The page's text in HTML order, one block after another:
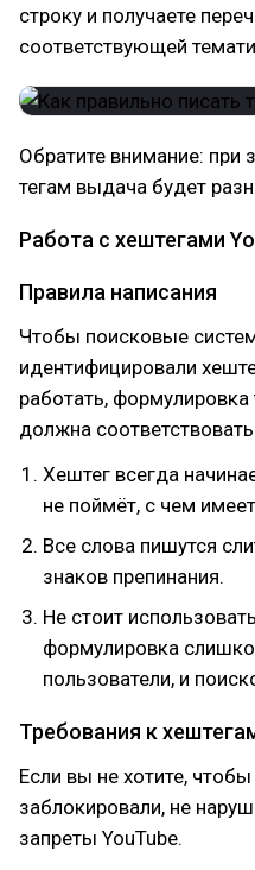
строку и получаете
соответствующей
Обратите внимание: при
тегам выдача будет
Работа с хештегами
Правила написания
Чтобы поисковые
идентифицировали
работать, формулировка
должна
Хештег всегда
не поймёт, с чем
Все слова пишутся
знаков препинания.
Не стоит
формулировка
пользователи, и
Требования к
Если вы не хотите,
заблокировали, не
запреты YouTube.